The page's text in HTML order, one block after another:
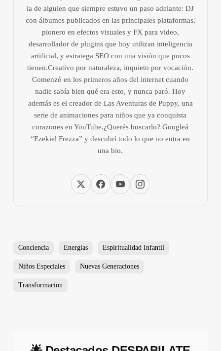
la de alguien que siempre estuvo un paso adelante: DJ
con álbumes publicados en las principales plataformas,
pionero en efectos visuales y FX para video,
desarrollador de plugins que hoy utilizan inteligencia
artificial, y estratega SEO con una visión que pocos
tienen.Creativo por naturaleza, inquieto por vocación.
Comenzó en los primeros años del internet cuando
nadie sabía bien qué era esto, y nunca paró. Hoy
además es el creador de Las Aventuras de Puppy, una
serie de animaciones para niños que ya conquista
corazones en YouTube.¿Querés buscarlo? Googleá
“Ezekiel Frezza” y descubrí todo lo que no entra en
una bio.
Conciencia Energías Espiritualidad Infantil
Niños Especiales Nuevas Generaciones
Transformacion